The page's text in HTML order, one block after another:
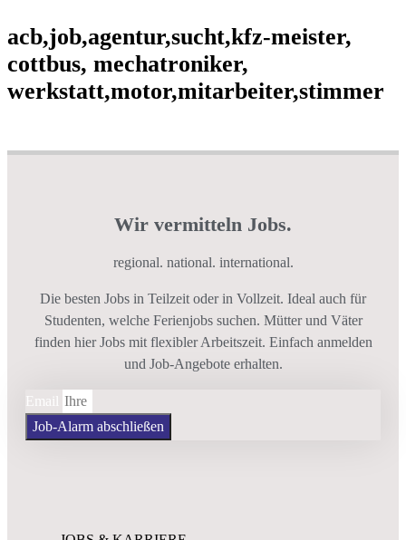
acb,job,agentur,sucht,kfz-meister,
cottbus, mechatroniker,
werkstatt,motor,mitarbeiter,stimmer
Wir vermitteln Jobs.
regional. national. international.
Die besten Jobs in Teilzeit oder in Vollzeit. Ideal auch für
Studenten, welche Ferienjobs suchen. Mütter und Väter
finden hier Jobs mit flexibler Arbeitszeit. Einfach anmelden
und Job-Angebote erhalten.
Email
Job-Alarm abschließen